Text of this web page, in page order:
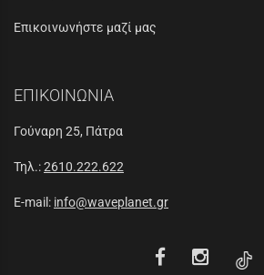
Επικοινωνήστε μαζί μας
ΕΠΙΚΟΙΝΩΝΙΑ
Γούναρη 25, Πάτρα
Τηλ.:2610.222.622
E-mail: info@waveplanet.gr